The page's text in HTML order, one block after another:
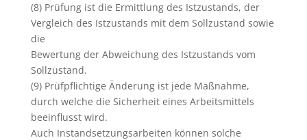
(8) Prüfung ist die Ermittlung des Istzustands, der
Vergleich des Istzustands mit dem Sollzustand sowie
die
Bewertung der Abweichung des Istzustands vom
Sollzustand.
(9) Prüfpflichtige Änderung ist jede Maßnahme,
durch welche die Sicherheit eines Arbeitsmittels
beeinflusst wird.
Auch Instandsetzungsarbeiten können solche